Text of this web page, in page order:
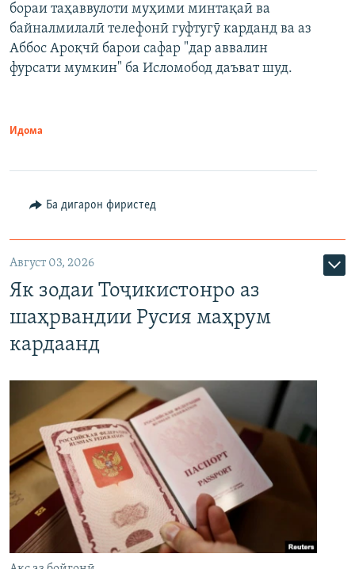
бораи таҳаввулоти муҳими минтақаӣ ва
байналмилалӣ телефонӣ гуфтугӯ карданд ва аз
Аббос Ароқчӣ барои сафар "дар аввалин
фурсати мумкин" ба Исломобод даъват шуд.
Идома
Ба дигарон фиристед
Август 03, 2026
Як зодаи Тоҷикистонро аз
шаҳрвандии Русия маҳрум
кардаанд